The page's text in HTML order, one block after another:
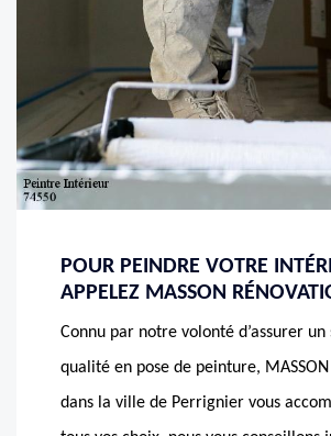
POUR PEINDRE VOTRE
APPELEZ MASSON
Connu par notre volonté d’assurer un
qualité en pose de peinture,
dans la ville de Perrignier vous